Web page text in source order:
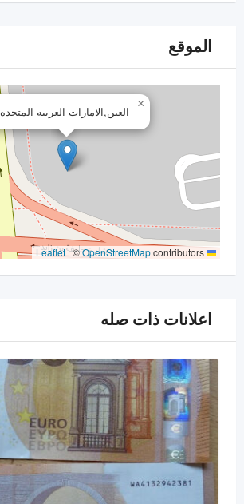
الموقع
العين,الامارات العربيه المتحده
×
|©OpenStreetMapcontributors
اعلانات ذات صله